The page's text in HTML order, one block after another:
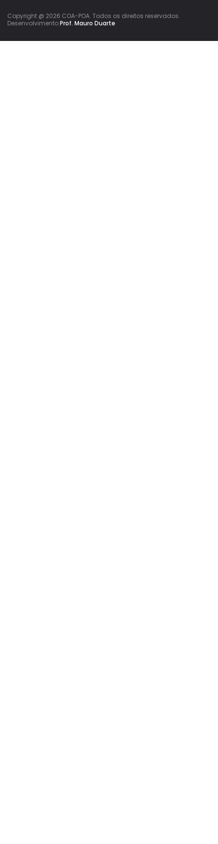
Copyright @ 2026 COA-POA. Todos os direitos reservados.
DesenvolvimentoProf. Mauro Duarte